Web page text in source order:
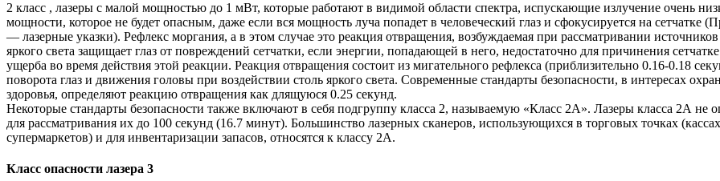
2 класс , лазеры с малой мощностью до 1 мВт, которые работают в видимой области спектра, испускающие излучение очень
мощности, которое не будет опасным, даже если вся мощность луча попадет в человеческий глаз и сфокусируется на сетчатке
— лазерные указки). Рефлекс моргания, а в этом случае это реакция отвращения, возбуждаемая при рассматривании
яркого света защищает глаз от повреждений сетчатки, если энергии, попадающей в него, недостаточно для причинения сетчатке
ущерба во время действия этой реакции. Реакция отвращения состоит из мигательного рефлекса (приблизительно 0.16-0.18
поворота глаз и движения головы при воздействии столь яркого света. Современные стандарты безопасности, в интересах
здоровья, определяют реакцию отвращения как длящуюся 0.25 секунд.
Некоторые стандарты безопасности также включают в себя подгруппу класса 2, называемую «Класс 2А». Лазеры класса 2А не
для рассматривания их до 100 секунд (16.7 минут). Большинство лазерных сканеров, использующихся в торговых точках (кассах
супермаркетов) и для инвентаризации запасов, относятся к классу 2А.
Класс опасности лазера 3